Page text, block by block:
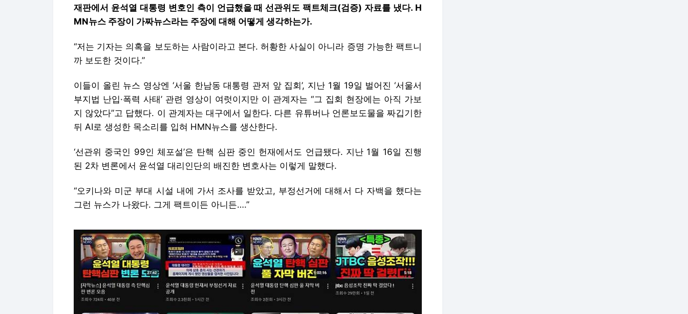
재판에서 윤석열 대통령 변호인 측이 언급했을 때 선관위도 팩트체크(검증) 자료를 냈다. H
MN뉴스 주장이 가짜뉴스라는 주장에 대해 어떻게 생각하는가.
“저는 기자는 의혹을 보도하는 사람이라고 본다. 허황한 사실이 아니라 증명 가능한 팩트니
까 보도한 것이다.”
이들이 올린 뉴스 영상엔 ‘서울 한남동 대통령 관저 앞 집회’, 지난 1월 19일 벌어진 ‘서울서
부지법 난입·폭력 사태’ 관련 영상이 여럿이지만 이 관계자는 “그 집회 현장에는 아직 가보
지 않았다”고 답했다. 이 관계자는 대구에서 일한다. 다른 유튜버나 언론보도물을 짜깁기한
뒤 AI로 생성한 목소리를 입혀 HMN뉴스를 생산한다.
‘선관위 중국인 99인 체포설’은 탄핵 심판 중인 헌재에서도 언급됐다. 지난 1월 16일 진행
된 2차 변론에서 윤석열 대리인단의 배진한 변호사는 이렇게 말했다.
“오키나와 미군 부대 시설 내에 가서 조사를 받았고, 부정선거에 대해서 다 자백을 했다는
그런 뉴스가 나왔다. 그게 팩트이든 아니든….”